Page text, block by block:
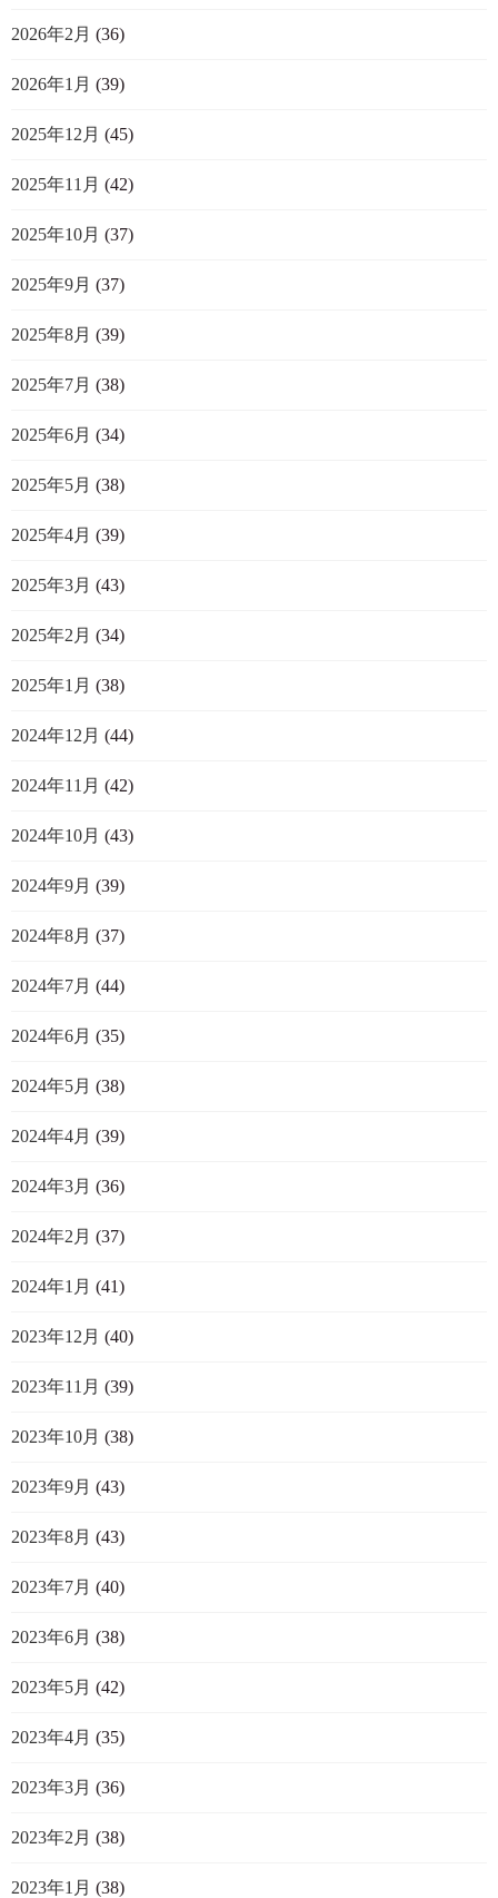
2026年2月 (36)
2026年1月 (39)
2025年12月 (45)
2025年11月 (42)
2025年10月 (37)
2025年9月 (37)
2025年8月 (39)
2025年7月 (38)
2025年6月 (34)
2025年5月 (38)
2025年4月 (39)
2025年3月 (43)
2025年2月 (34)
2025年1月 (38)
2024年12月 (44)
2024年11月 (42)
2024年10月 (43)
2024年9月 (39)
2024年8月 (37)
2024年7月 (44)
2024年6月 (35)
2024年5月 (38)
2024年4月 (39)
2024年3月 (36)
2024年2月 (37)
2024年1月 (41)
2023年12月 (40)
2023年11月 (39)
2023年10月 (38)
2023年9月 (43)
2023年8月 (43)
2023年7月 (40)
2023年6月 (38)
2023年5月 (42)
2023年4月 (35)
2023年3月 (36)
2023年2月 (38)
2023年1月 (38)